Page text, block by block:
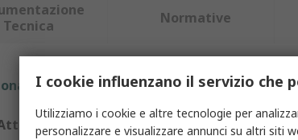
Tecnica
Normative
uno o più attributi.
Valore
I cookie influenzano il servizio che
Utilizziamo i cookie e altre tecnologie per
personalizzare e visualizzare annunci su altri siti